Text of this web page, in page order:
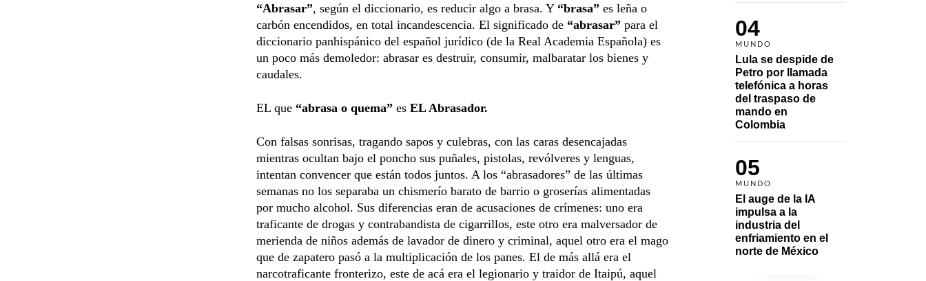
04
MUNDO
Lula se despide de
Petro por llamada
telefónica a horas
del traspaso de
mando en
Colombia
05
MUNDO
El auge de la IA
impulsa a la
industria del
enfriamiento en el
norte de México
“Abrasar”, según el diccionario, es reducir algo a brasa. Y “brasa” es leña o
carbón encendidos, en total incandescencia. El significado de “abrasar” para el
diccionario panhispánico del español jurídico (de la Real Academia Española) es
un poco más demoledor: abrasar es destruir, consumir, malbaratar los bienes y
caudales.
EL que “abrasa o quema” es EL Abrasador.
Con falsas sonrisas, tragando sapos y culebras, con las caras desencajadas
mientras ocultan bajo el poncho sus puñales, pistolas, revólveres y lenguas,
intentan convencer que están todos juntos. A los “abrasadores” de las últimas
semanas no los separaba un chismerío barato de barrio o groserías alimentadas
por mucho alcohol. Sus diferencias eran de acusaciones de crímenes: uno era
traficante de drogas y contrabandista de cigarrillos, este otro era malversador de
merienda de niños además de lavador de dinero y criminal, aquel otro era el mago
que de zapatero pasó a la multiplicación de los panes. El de más allá era el
narcotraficante fronterizo, este de acá era el legionario y traidor de Itaipú, aquel